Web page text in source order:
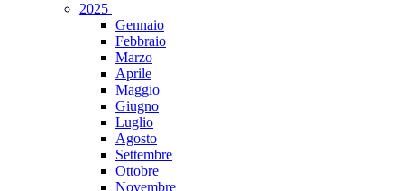
2025
Gennaio
Febbraio
Marzo
Aprile
Maggio
Giugno
Luglio
Agosto
Settembre
Ottobre
Novembre